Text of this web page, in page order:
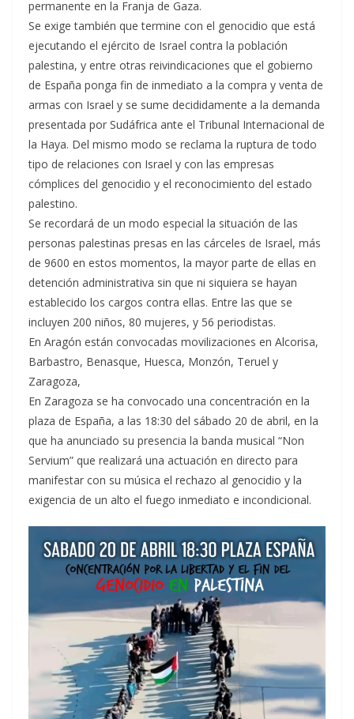
permanente en la Franja de Gaza.
Se exige también que termine con el genocidio que está
ejecutando el ejército de Israel contra la población
palestina, y entre otras reivindicaciones que el gobierno
de España ponga fin de inmediato a la compra y venta de
armas con Israel y se sume decididamente a la demanda
presentada por Sudáfrica ante el Tribunal Internacional de
la Haya. Del mismo modo se reclama la ruptura de todo
tipo de relaciones con Israel y con las empresas
cómplices del genocidio y el reconocimiento del estado
palestino.
Se recordará de un modo especial la situación de las
personas palestinas presas en las cárceles de Israel, más
de 9600 en estos momentos, la mayor parte de ellas en
detención administrativa sin que ni siquiera se hayan
establecido los cargos contra ellas. Entre las que se
incluyen 200 niños, 80 mujeres, y 56 periodistas.
En Aragón están convocadas movilizaciones en Alcorisa,
Barbastro, Benasque, Huesca, Monzón, Teruel y
Zaragoza,
En Zaragoza se ha convocado una concentración en la
plaza de España, a las 18:30 del sábado 20 de abril, en la
que ha anunciado su presencia la banda musical “Non
Servium” que realizará una actuación en directo para
manifestar con su música el rechazo al genocidio y la
exigencia de un alto el fuego inmediato e incondicional.